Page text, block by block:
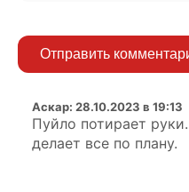
Отправить
Аскар: 28.10.2023 в 19:13
Пуйло потирает
делает все по плану.